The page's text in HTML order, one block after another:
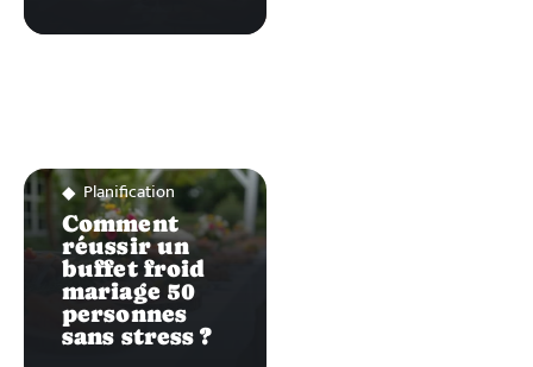
Planification
Comment
réussir un
buffet froid
mariage 50
personnes
sans stress ?